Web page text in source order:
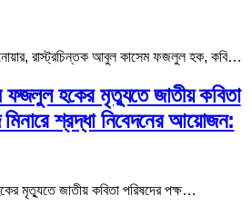
রাস্ট্রচিন্তক আবুল কাসেম ফজলুল হক, কবি…
হকের মৃত্যুতে জাতীয় কবিতা
মিনারে শ্রদ্ধা নিবেদনের আয়োজন:
মৃত্যুতে জাতীয় কবিতা পরিষদের পক্ষ…